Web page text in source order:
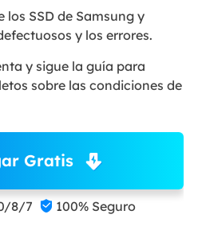
los SSD de Samsung y
y los errores.
y sigue la guía para
sobre las condiciones de
Gratis
8/7  100% Seguro